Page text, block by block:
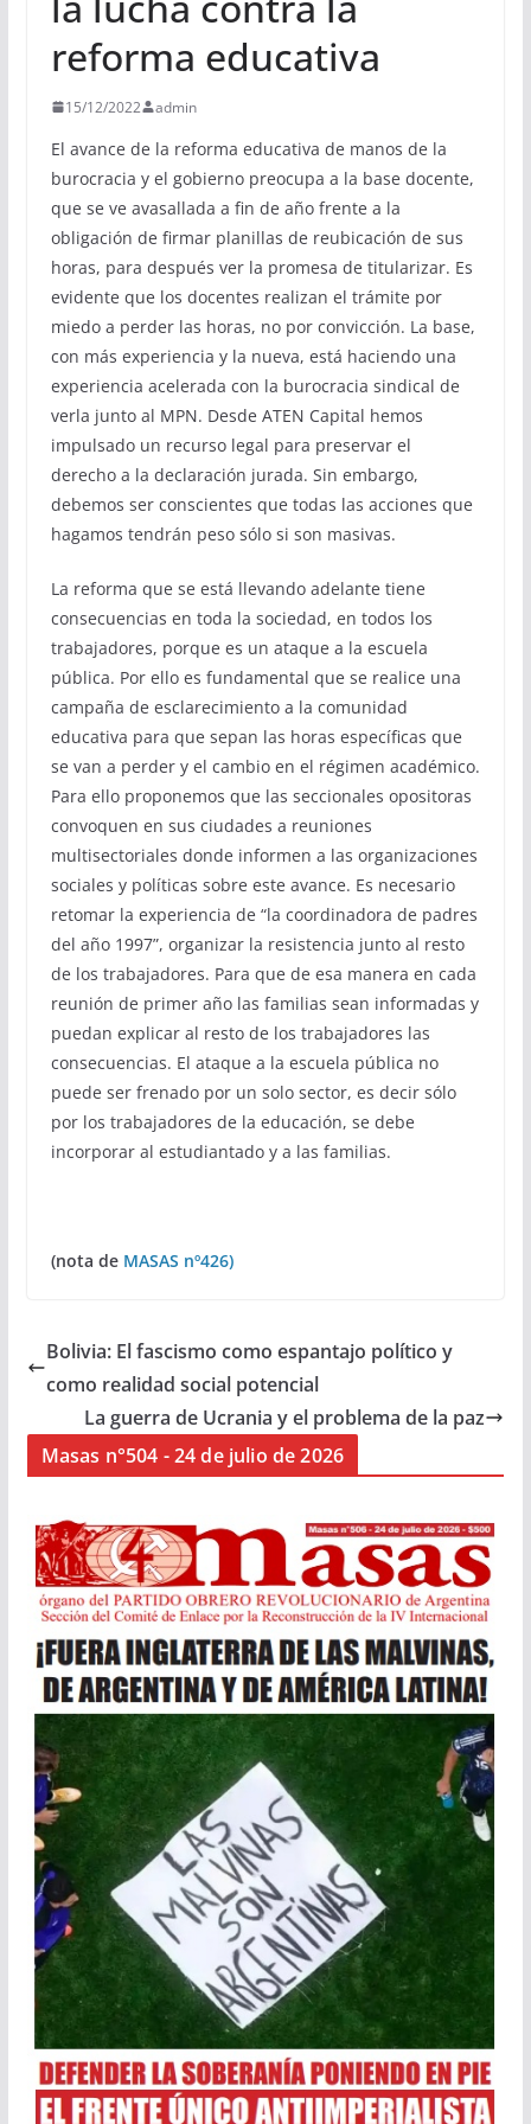
reforma educativa
15/12/2022 admin
El avance de la reforma educativa de manos de la
burocracia y el gobierno preocupa a la base docente,
que se ve avasallada a fin de año frente a la
obligación de firmar planillas de reubicación de sus
horas, para después ver la promesa de titularizar. Es
evidente que los docentes realizan el trámite por
miedo a perder las horas, no por convicción. La base,
con más experiencia y la nueva, está haciendo una
experiencia acelerada con la burocracia sindical de
verla junto al MPN. Desde ATEN Capital hemos
impulsado un recurso legal para preservar el
derecho a la declaración jurada. Sin embargo,
debemos ser conscientes que todas las acciones que
hagamos tendrán peso sólo si son masivas.
La reforma que se está llevando adelante tiene
consecuencias en toda la sociedad, en todos los
trabajadores, porque es un ataque a la escuela
pública. Por ello es fundamental que se realice una
campaña de esclarecimiento a la comunidad
educativa para que sepan las horas específicas que
se van a perder y el cambio en el régimen académico.
Para ello proponemos que las seccionales opositoras
convoquen en sus ciudades a reuniones
multisectoriales donde informen a las organizaciones
sociales y políticas sobre este avance. Es necesario
retomar la experiencia de “la coordinadora de padres
del año 1997”, organizar la resistencia junto al resto
de los trabajadores. Para que de esa manera en cada
reunión de primer año las familias sean informadas y
puedan explicar al resto de los trabajadores las
consecuencias. El ataque a la escuela pública no
puede ser frenado por un solo sector, es decir sólo
por los trabajadores de la educación, se debe
incorporar al estudiantado y a las familias.
(nota de MASAS nº426)
Bolivia: El fascismo como espantajo político y
como realidad social potencial
La guerra de Ucrania y el problema de la paz
Masas n°504 - 24 de julio de 2026